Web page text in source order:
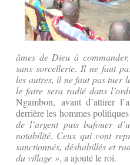
âmes de Dieu à
sans sorcellerie. Il ne faut
les autres, il ne faut pas tuer
le faire sera radié dans
Ngambon, avant d’attirer
derrière les hommes
de l’argent puis bafouer
notabilité. Ceux qui vont
sanctionnés, déshabillés et
du village », a ajouté le roi.